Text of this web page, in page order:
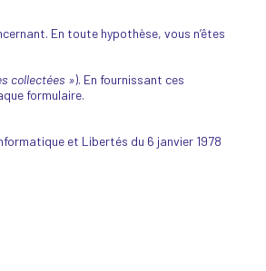
En toute hypothèse, vous n’êtes
collectées »). En fournissant ces
formulaire.
et Libertés du 6 janvier 1978